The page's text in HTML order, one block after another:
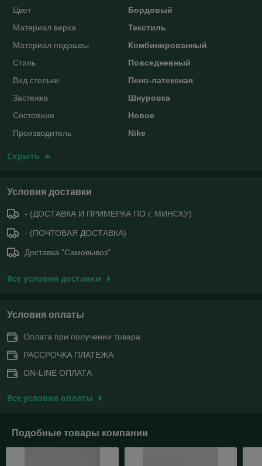
Цвет
Бордовый
Материал верха
Текстиль
Материал подошвы
Комбинированный
Стиль
Повседневный
Вид стельки
Пено-латексная
Застежка
Шнуровка
Состояние
Новое
Производитель
Nike
Скрыть
Условия доставки
- (ДОСТАВКА И ПРИМЕРКА ПО г. МИНСКУ)
- (ПОЧТОВАЯ ДОСТАВКА)
Доставка "Самовывоз"
Все условия доставки
Условия оплаты
Оплата при получении товара
РАССРОЧКА ПЛАТЕЖА
ON-LINE ОПЛАТА
Все условия оплаты
Подобные товары компании